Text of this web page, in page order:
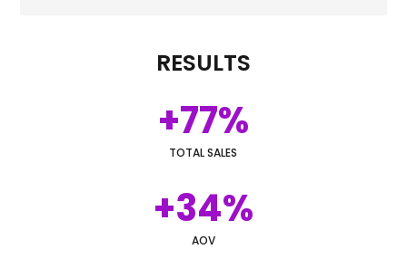
RESULTS
+77%
TOTAL SALES
+34%
AOV